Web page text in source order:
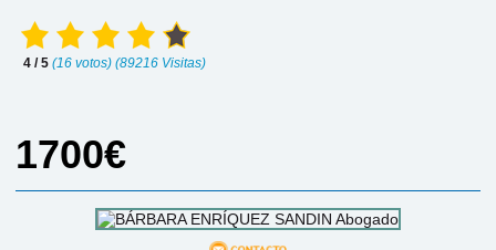
4 / 5(16 votos) (89216 Visitas)
1700€